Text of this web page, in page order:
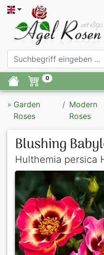
0
» Garden
Roses
Modern
Roses
Blushing
Hulthemia persica